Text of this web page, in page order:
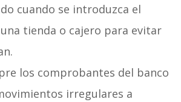
cuando se introduzca el
tienda o cajero para evitar
los comprobantes del banco
irregulares a